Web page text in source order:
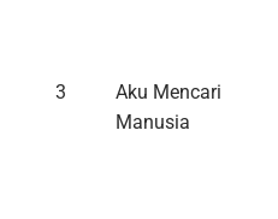
3
Aku Mencari
Manusia